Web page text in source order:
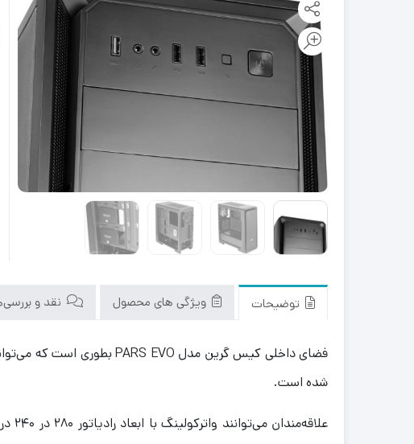
توضیحات ویژگی های محصول نقد و
شده است.